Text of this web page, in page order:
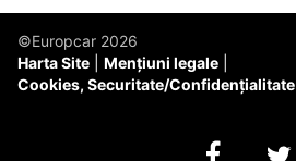
©Europcar 2026
Harta Site
Mențiuni legale
Cookies, Securitate/Confidențialitate